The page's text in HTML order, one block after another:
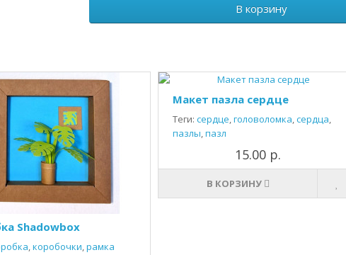
В корзину
Shadowbox
,коробочки,рамка
Макет пазла сердце
Теги: сердце,головоломка,сердца,
пазлы,пазл
15.00 р.
В КОРЗИНУ